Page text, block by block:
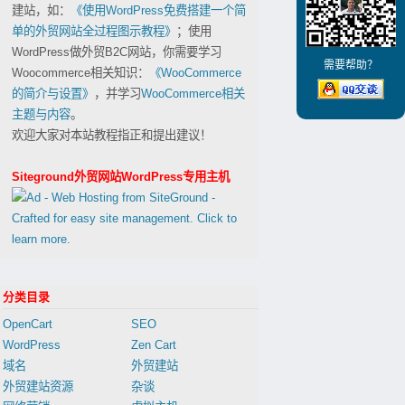
建站，如：
《使用WordPress免费搭建一个简
单的外贸网站全过程图示教程》 ；使用
WordPress做外贸B2C网站，你需要学习
Woocommerce相关知识：
《WooCommerce
的简介与设置》 ，并学习WooCommerce相关
主题与内容。
欢迎大家对本站教程指正和提出建议！
Siteground外贸网站WordPress专用主机
分类目录
OpenCart
SEO
WordPress
Zen Cart
域名
外贸建站
外贸建站资源
杂谈
需要帮助？